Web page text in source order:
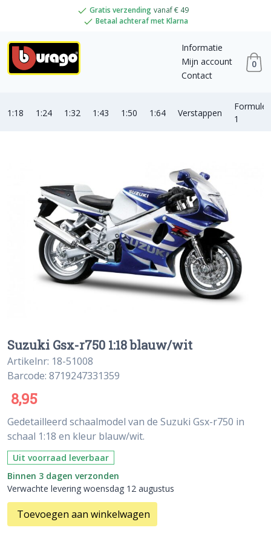
Gratis verzending vanaf € 49
Betaal achteraf met Klarna
Informatie
Mijn account
Contact
0
1:18 1:24 1:32 1:43 1:50 1:64 Verstappen
Formule
1
Suzuki Gsx-r750 1:18 blauw/wit
Artikelnr: 18-51008
Barcode: 8719247331359
8,95
Gedetailleerd schaalmodel van de Suzuki Gsx-r750 in
schaal 1:18 en kleur blauw/wit.
Uit voorraad leverbaar
Binnen 3 dagen verzonden
Verwachte levering woensdag 12 augustus
Toevoegen aan winkelwagen